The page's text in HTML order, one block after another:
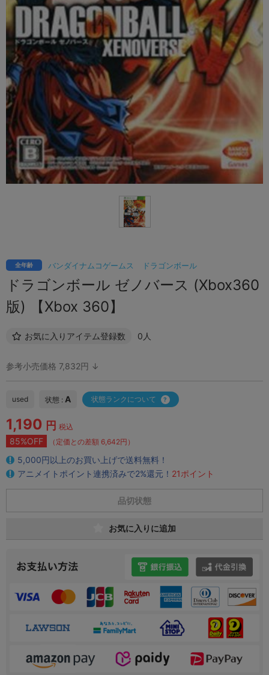
バンダイナムコゲームス ドラゴンボール
全年齢
ドラゴンボール ゼノバース (Xbox360
版) 【Xbox 360】
お気に入りアイテム登録数 0人
参考小売価格 7,832円 ↓
used 状態 : A 状態ランクについて
1,190 円 税込
85%OFF （定価との差額 6,642円）
5,000円以上のお買い上げで送料無料！
アニメイトポイント連携済みで2%還元！ 21ポイント
品切状態
お気に入りに追加